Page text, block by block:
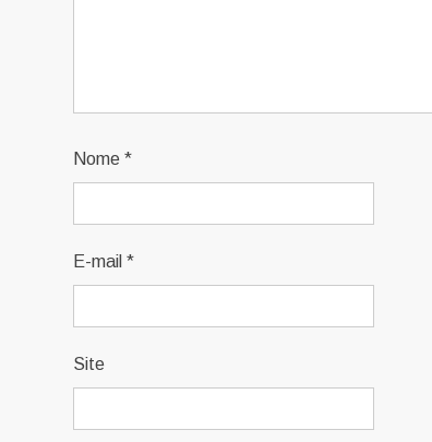
Nome*
E-mail*
Site